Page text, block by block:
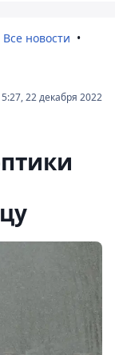
Все новости
22 декабря 2022